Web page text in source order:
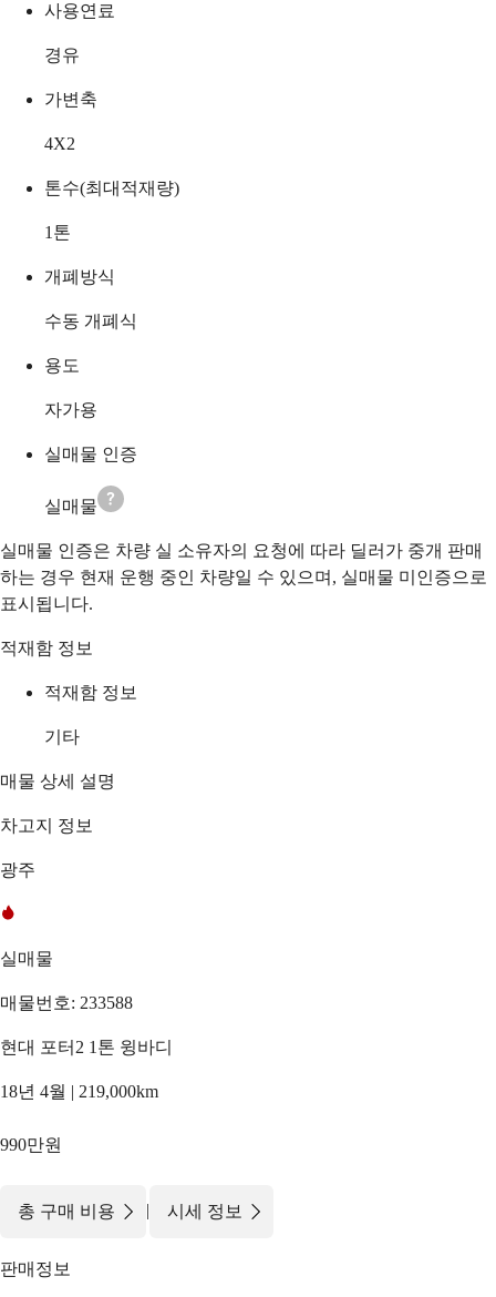
사용연료
경유
가변축
4X2
톤수(최대적재량)
1 톤
개폐방식
수동 개폐식
용도
자가용
실매물 인증
실매물
실매물 인증은 차량 실 소유자의 요청에 따라 딜러가 중개 판매
하는 경우 현재 운행 중인 차량일 수 있으며, 실매물 미인증으로
표시됩니다.
적재함 정보
적재함 정보
기타
매물 상세 설명
차고지 정보
광주
실매물
매물번호: 233588
현대 포터2 1톤 윙바디
18년 4월 | 219,000km
990만원
총 구매 비용 | 시세 정보
판매정보